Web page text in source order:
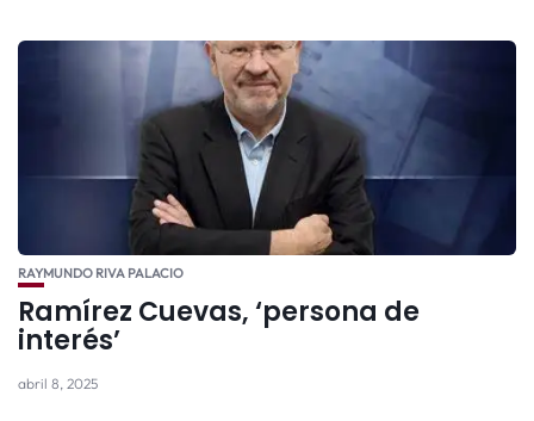
RAYMUNDO RIVA PALACIO
Ramírez Cuevas, ‘persona de
interés’
abril 8, 2025